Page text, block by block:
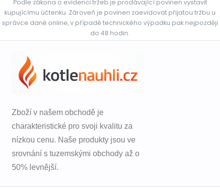
Podle zákona o evidenci tržeb je prodávající povinen vystavit
kupujícímu účtenku. Zároveň je povinen zaevidovat přijatou tržbu u
správce daně online, v případě technického výpadku pak nejpozději
do 48 hodin.
Zboží v našem obchodě je
charakteristické pro svoji kvalitu za
nízkou cenu. Naše produkty jsou ve
srovnání s tuzemskými obchody až o
50% levnější.